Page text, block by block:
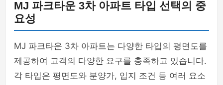
MJ 파크타운 3차 아파트 타입 선택의 중
요성
MJ 파크타운 3차 아파트는 다양한 타입의 평면도를
제공하여 고객의 다양한 요구를 충족하고 있습니다.
각 타입은 평면도와 분양가, 입지 조건 등 여러 요소